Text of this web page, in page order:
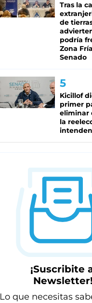
Tras la
de
podría
Zona
Senado
Kicillof
primer
eliminar
la
¡Suscribite
Newsletter!
Lo que necesitas